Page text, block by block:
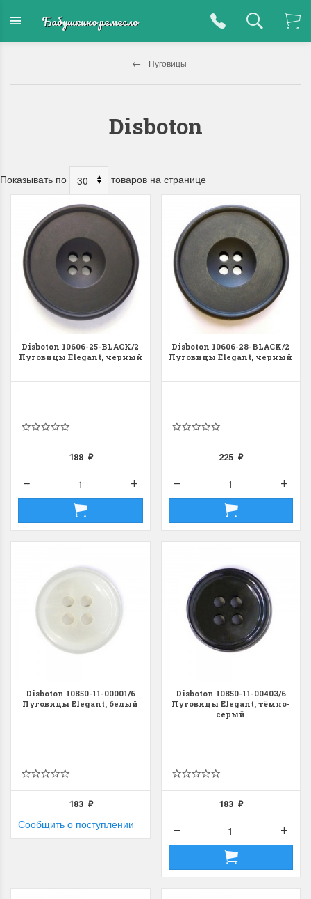
Бабушкино ремесло
Пуговицы
Disboton
Показывать по товаров на странице
Disboton 10606-25-BLACK/2
Пуговицы Elegant, черный
188 ₽
Disboton 10606-28-BLACK/2
Пуговицы Elegant, черный
225₽
Disboton 10850-11-00001/6
Пуговицы Elegant, белый
183 ₽
Сообщить о поступлении
Disboton 10850-11-00403/6
Пуговицы Elegant, тёмно-
серый
183₽